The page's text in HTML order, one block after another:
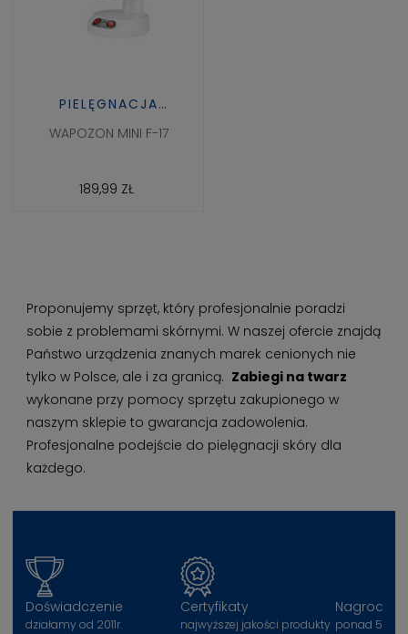
PIELĘGNACJA
DOMOWA I ZDROWIE
WAPOZON MINI F-17
189,99 ZŁ
Proponujemy sprzęt, który profesjonalnie poradzi
sobie z problemami skórnymi. W naszej ofercie znajdą
Państwo urządzenia znanych marek cenionych nie
tylko w Polsce, ale i za granicą. Zabiegi na twarz
wykonane przy pomocy sprzętu zakupionego w
naszym sklepie to gwarancja zadowolenia.
Profesjonalne podejście do pielęgnacji skóry dla
każdego.
Doświadczenie
działamy od 2011r.
Certyfikaty
najwyższej jakości produkty
Nagrody
ponad 50